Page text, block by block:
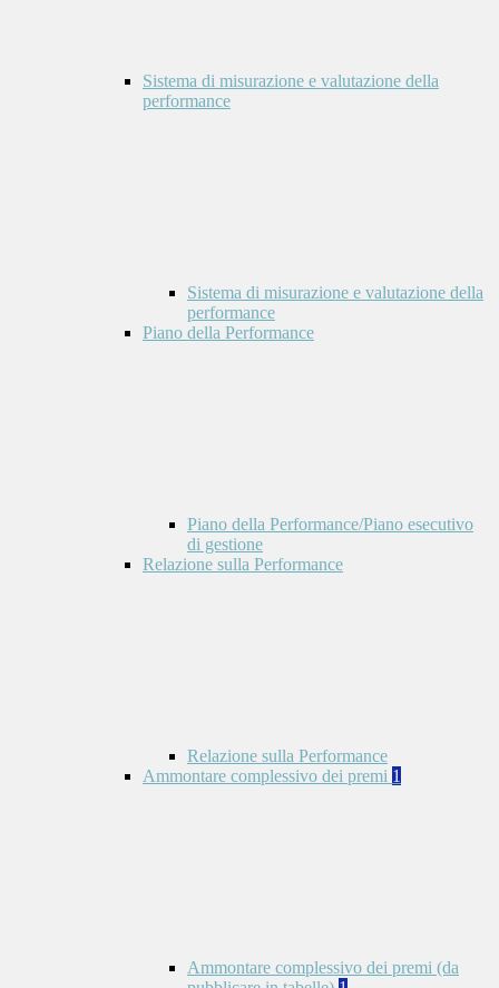
Sistema di misurazione e valutazione della
performance
Sistema di misurazione e valutazione della
performance
Piano della Performance
Piano della Performance/Piano esecutivo
di gestione
Relazione sulla Performance
Relazione sulla Performance
Ammontare complessivo dei premi 1
Ammontare complessivo dei premi (da